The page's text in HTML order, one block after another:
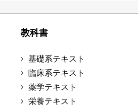
教科書
基礎系テキスト
臨床系テキスト
薬学テキスト
栄養テキスト